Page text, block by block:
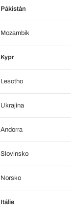
Pákistán
Mozambik
Kypr
Lesotho
Ukrajina
Andorra
Slovinsko
Norsko
Itálie